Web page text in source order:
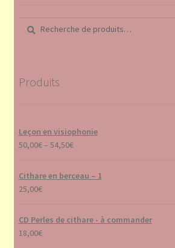
Recherche
pour :
Recherche
Produits
Leçon en visiophonie
50,00€– 54,50€
Cithare en berceau – 1
25,00€
CD Perles de cithare - à commander
18,00€